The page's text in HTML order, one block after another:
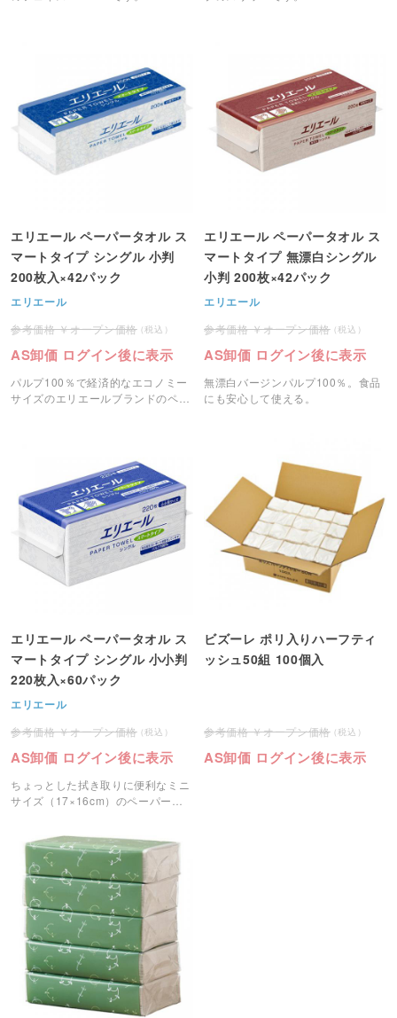
エリエール ペーパータオル ス
マートタイプ シングル 小判
200枚入×42パック
エリエール
オープン価格
AS卸価 ログイン後に表示
パルプ100％で経済的なエコノミー
サイズのエリエールブランドのペー
エリエール ペーパータオル ス
マートタイプ 無漂白シングル
小判 200枚×42パック
エリエール
オープン価格
AS卸価 ログイン後に表示
無漂白バージンパルプ100％。食品
にも安心して使える。
エリエール ペーパータオル ス
マートタイプ シングル 小小判
220枚入×60パック
エリエール
オープン価格
AS卸価 ログイン後に表示
ちょっとした拭き取りに便利なミニ
サイズ（17×16cm）のペーパータ
ビズーレ ポリ入りハーフティ
ッシュ50組 100個入
オープン価格
AS卸価 ログイン後に表示